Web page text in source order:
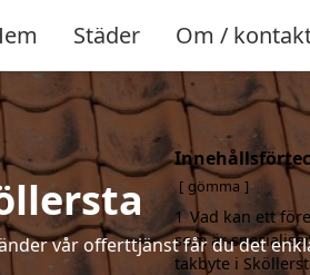
Städer Om /
vår offerttjänst får du det
gömma
1 Vad kan ett
som är
takbyte i